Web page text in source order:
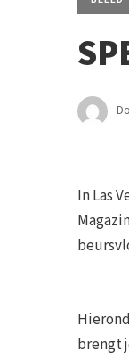
In Las
brengt